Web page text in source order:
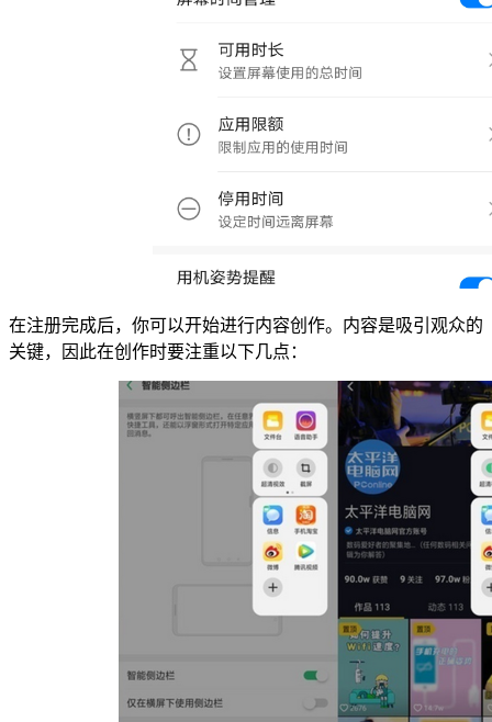
在注册完成后，你可以开始进行内容创作。内容是吸引观众的
关键，因此在创作时要注重以下几点：